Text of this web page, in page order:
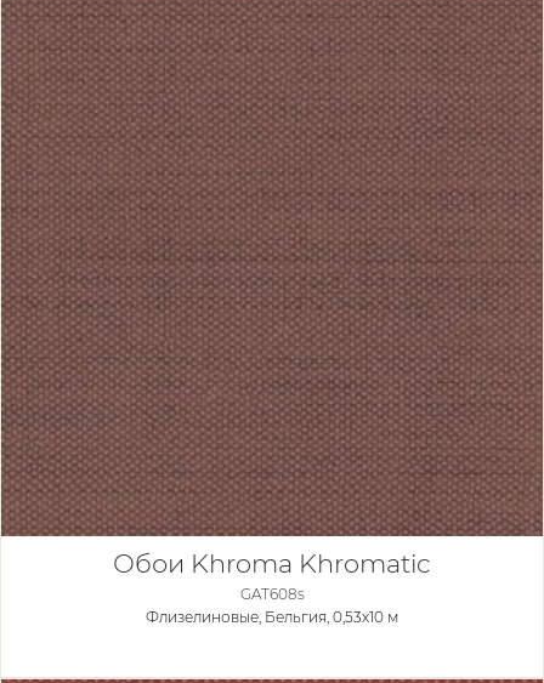
Обои Khroma Khromatic
GAT608s
Флизелиновые, Бельгия, 0,53x10 м